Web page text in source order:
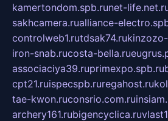
kamertondom.spb.runet-
sakhcamera.rualliance-
controlweb1.rutdsak74.ru
iron-snab.rucosta-bella.ru
associaciya39.ruprimexpo.spb.ru
cpt21.ruispecspb.ruregahost.ru
tae-kwon.ruconsrio.com.ru
archery161.rubigencyclica.ru